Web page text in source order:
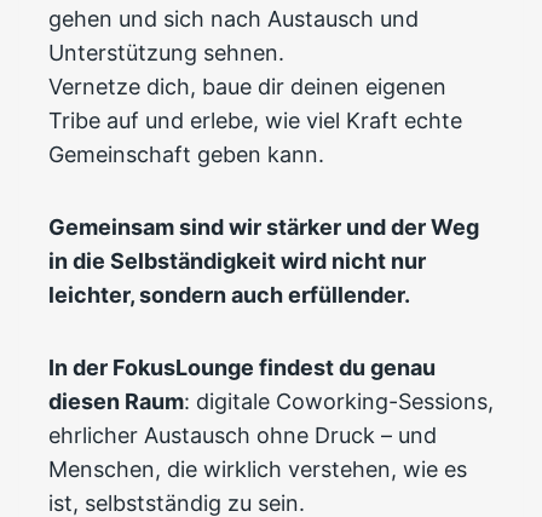
gehen und sich nach Austausch und
Unterstützung sehnen.
Vernetze dich, baue dir deinen eigenen
Tribe auf und erlebe, wie viel Kraft echte
Gemeinschaft geben kann.
Gemeinsam sind wir stärker und der Weg
in die Selbständigkeit wird nicht nur
leichter, sondern auch erfüllender.
In der FokusLounge findest du genau
diesen Raum: digitale Coworking-Sessions,
ehrlicher Austausch ohne Druck – und
Menschen, die wirklich verstehen, wie es
ist, selbstständig zu sein.